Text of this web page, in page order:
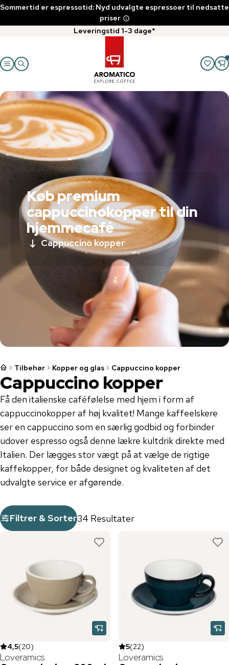
Sommertid er espressotid: Nyd udvalgte espressoer til nedsatte
priser
Leveringstid 1-3 dage*
Køb premium
cappuccinokopper til din
hjemmecafé
Cappuccino kopper
Tilbehør Kopper og glas Cappuccino kopper
Cappuccino kopper
Få den italienske caféfølelse med hjem i form af
cappuccinokopper af høj kvalitet! Mange kaffeelskere
ser en cappuccino som en særlig godbid og forbinder
udover espresso også denne lækre kultdrik direkte med
Italien. Der lægges stor vægt på at vælge de rigtige
kaffekopper, for både designet og kvaliteten af ​​det
udvalgte service er afgørende.
Filtrer & Sorter34 Resultater
4,5(20)
Loveramics
5(22)
Loveramics